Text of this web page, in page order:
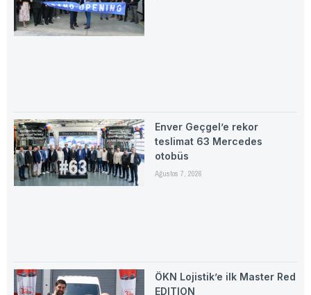
Enver Geçgel’e rekor
teslimat 63 Mercedes
otobüs
Ağustos 7, 2026
ÖKN Lojistik’e ilk Master Red
EDITION